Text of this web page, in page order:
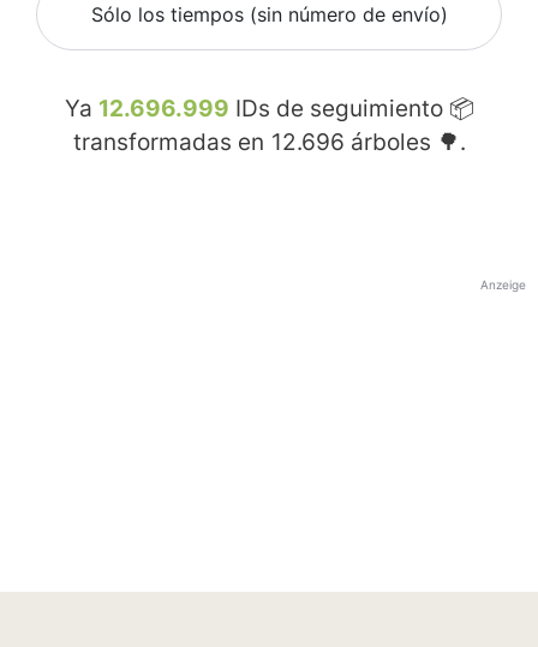
Sólo los tiempos (sin número de envío)
Ya 12.696.999 IDs de seguimiento 📦
transformadas en 12.696 árboles 🌳.
Anzeige